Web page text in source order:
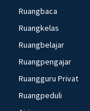
Ruangbaca
Ruangkelas
Ruangbelajar
Ruangpengajar
Ruangguru Privat
Ruangpeduli